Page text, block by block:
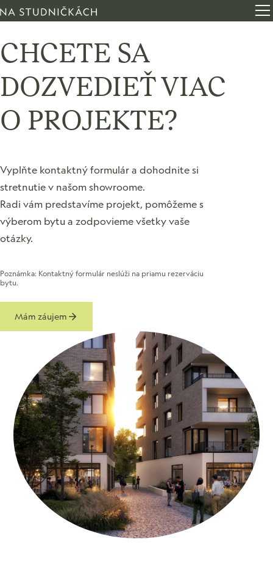
CHCETE SA
DOZVEDIEŤ VIAC
O PROJEKTE?
Vyplňte kontaktný formulár a dohodnite si
stretnutie v našom showroome.
Radi vám predstavíme projekt, pomôžeme s
výberom bytu a zodpovieme všetky vaše
otázky.
Poznámka: Kontaktný formulár neslúži na priamu rezerváciu
bytu.
Mám záujem